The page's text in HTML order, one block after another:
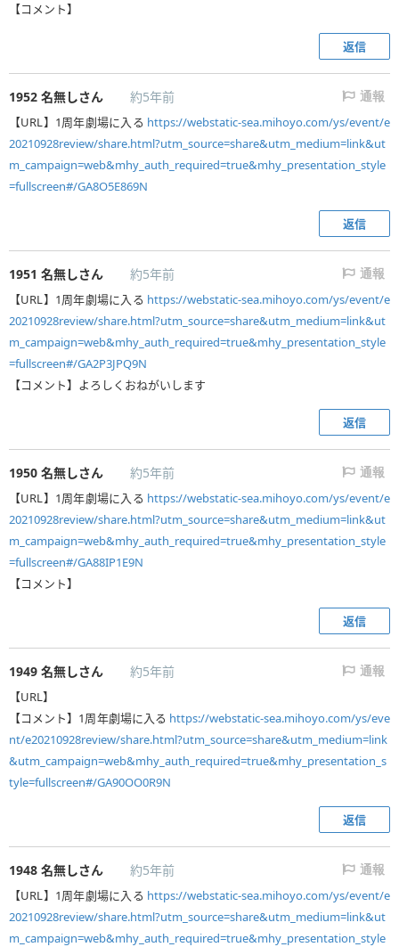
【コメント】
返信
1952 名無しさん 約5年前 通報
【URL】1周年劇場に入る https://webstatic-sea.mihoyo.com/ys/event/e
20210928review/share.html?utm_source=share&utm_medium=link&ut
m_campaign=web&mhy_auth_required=true&mhy_presentation_style
=fullscreen#/GA8O5E869N
返信
1951 名無しさん 約5年前 通報
【URL】1周年劇場に入る https://webstatic-sea.mihoyo.com/ys/event/e
20210928review/share.html?utm_source=share&utm_medium=link&ut
m_campaign=web&mhy_auth_required=true&mhy_presentation_style
=fullscreen#/GA2P3JPQ9N
【コメント】よろしくおねがいします
返信
1950 名無しさん 約5年前 通報
【URL】1周年劇場に入る https://webstatic-sea.mihoyo.com/ys/event/e
20210928review/share.html?utm_source=share&utm_medium=link&ut
m_campaign=web&mhy_auth_required=true&mhy_presentation_style
=fullscreen#/GA88IP1E9N
【コメント】
返信
1949 名無しさん 約5年前 通報
【URL】
【コメント】1周年劇場に入る https://webstatic-sea.mihoyo.com/ys/eve
nt/e20210928review/share.html?utm_source=share&utm_medium=link
&utm_campaign=web&mhy_auth_required=true&mhy_presentation_s
tyle=fullscreen#/GA90OO0R9N
返信
1948 名無しさん 約5年前 通報
【URL】1周年劇場に入る https://webstatic-sea.mihoyo.com/ys/event/e
20210928review/share.html?utm_source=share&utm_medium=link&ut
m_campaign=web&mhy_auth_required=true&mhy_presentation_style